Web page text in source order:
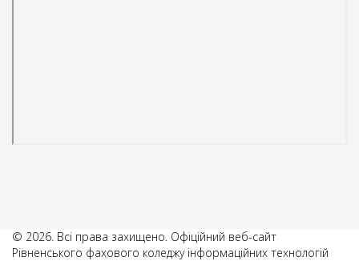
© 2026. Всі права захищено. Офіційний веб-сайт
Рівненського фахового коледжу інформаційних технологій